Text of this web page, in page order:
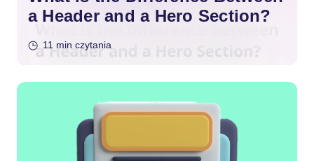
a Header and a Hero Section?
11 min czytania